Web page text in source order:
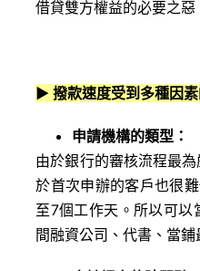
借貸雙方權益的必要之惡
▶撥款速度受到多種因素
申請機構的類型：
由於銀行的審核流程最
於首次申辦的客戶也很
至7個工作天。所以可以
間融資公司、代書、當鋪